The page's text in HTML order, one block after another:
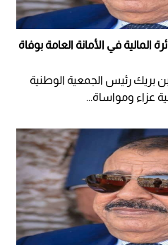
المالية في الأمانة العامة بوفاة
بريك رئيس الجمعية الوطنية
عزاء ومواساة...